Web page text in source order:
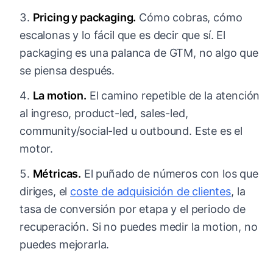
Pricing y packaging. Cómo cobras, cómo
escalonas y lo fácil que es decir que sí. El
packaging es una palanca de GTM, no algo que
se piensa después.
La motion. El camino repetible de la atención
al ingreso, product-led, sales-led,
community/social-led u outbound. Este es el
motor.
Métricas. El puñado de números con los que
diriges, el coste de adquisición de clientes, la
tasa de conversión por etapa y el periodo de
recuperación. Si no puedes medir la motion, no
puedes mejorarla.